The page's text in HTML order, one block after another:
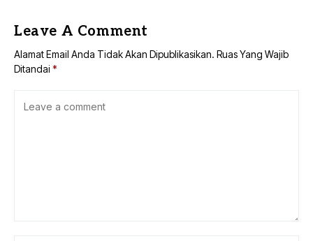
Leave A Comment
Alamat Email Anda Tidak Akan Dipublikasikan. Ruas Yang Wajib
Ditandai *